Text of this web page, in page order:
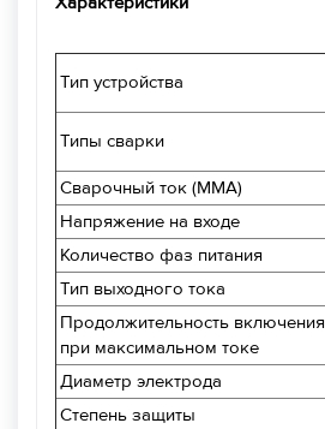
Тип устройства
Типы сварки
Сварочный ток (MMA)
Напряжение на входе
Количество фаз питания
Тип выходного тока
Продолжительность включения
при максимальном токе
Диаметр электрода
Степень защиты